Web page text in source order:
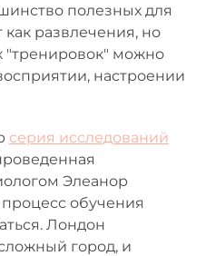
полезных для
как развлечения, но
"тренировок" можно
настроении
серия исследований
Элеанор
процесс обучения
Лондон
город, и